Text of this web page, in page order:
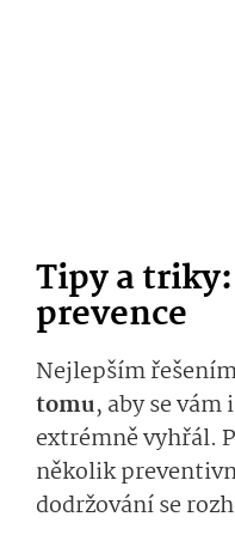
Tipy a
prevence
Nejlepším
tomu, aby se
extrémně vyhřál.
několik
dodržování se